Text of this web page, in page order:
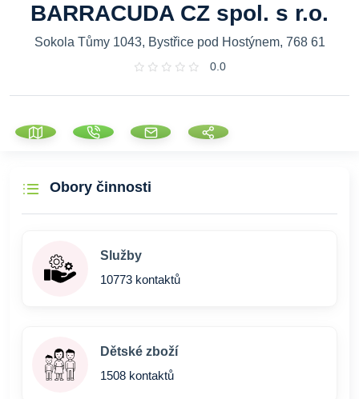
BARRACUDA CZ spol. s r.o.
Sokola Tůmy 1043, Bystřice pod Hostýnem, 768 61
0.0
Obory činnosti
Služby
10773 kontaktů
Dětské zboží
1508 kontaktů